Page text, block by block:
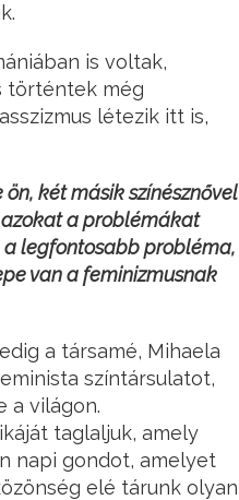
is voltak,
történtek még
létezik itt is,
két másik színésznővel
a problémákat
legfontosabb probléma,
van a feminizmusnak
a társamé, Mihaela
színtársulatot,
a világon.
taglaljuk, amely
napi gondot, amelyet
elé tárunk olyan